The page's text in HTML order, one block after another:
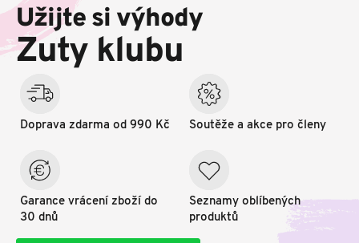
a
í
Užijte si výhody
Zuty klubu
Doprava zdarma od 990 Kč
Garance vrácení zboží do
30 dnů
Soutěže a akce pro členy
Seznamy oblíbených
produktů